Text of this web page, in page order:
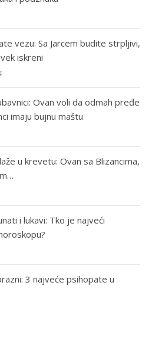
vezu: Sa Jarcem budite strpljivi,
iskreni
Ovan voli da odmah pređe
imaju bujnu maštu
u krevetu: Ovan sa Blizancima,
i lukavi: Tko je najveći
3 najveće psihopate u